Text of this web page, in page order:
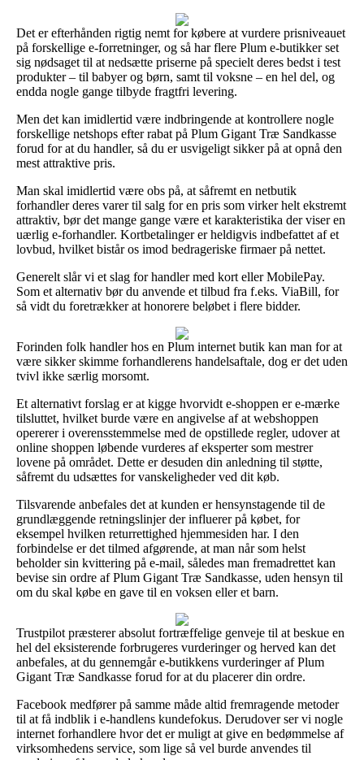
Det er efterhånden rigtig nemt for købere at vurdere prisniveauet
på forskellige e-forretninger, og så har flere Plum e-butikker set
sig nødsaget til at nedsætte priserne på specielt deres bedst i test
produkter – til babyer og børn, samt til voksne – en hel del, og
endda nogle gange tilbyde fragtfri levering.
Men det kan imidlertid være indbringende at kontrollere nogle
forskellige netshops efter rabat på Plum Gigant Træ Sandkasse
forud for at du handler, så du er usvigeligt sikker på at opnå den
mest attraktive pris.
Man skal imidlertid være obs på, at såfremt en netbutik
forhandler deres varer til salg for en pris som virker helt ekstremt
attraktiv, bør det mange gange være et karakteristika der viser en
uærlig e-forhandler. Kortbetalinger er heldigvis indbefattet af et
lovbud, hvilket bistår os imod bedrageriske firmaer på nettet.
Generelt slår vi et slag for handler med kort eller MobilePay.
Som et alternativ bør du anvende et tilbud fra f.eks. ViaBill, for
så vidt du foretrækker at honorere beløbet i flere bidder.
Forinden folk handler hos en Plum internet butik kan man for at
være sikker skimme forhandlerens handelsaftale, dog er det uden
tvivl ikke særlig morsomt.
Et alternativt forslag er at kigge hvorvidt e-shoppen er e-mærke
tilsluttet, hvilket burde være en angivelse af at webshoppen
opererer i overensstemmelse med de opstillede regler, udover at
online shoppen løbende vurderes af eksperter som mestrer
lovene på området. Dette er desuden din anledning til støtte,
såfremt du udsættes for vanskeligheder ved dit køb.
Tilsvarende anbefales det at kunden er hensynstagende til de
grundlæggende retningslinjer der influerer på købet, for
eksempel hvilken returrettighed hjemmesiden har. I den
forbindelse er det tilmed afgørende, at man når som helst
beholder sin kvittering på e-mail, således man fremadrettet kan
bevise sin ordre af Plum Gigant Træ Sandkasse, uden hensyn til
om du skal købe en gave til en voksen eller et barn.
Trustpilot præsterer absolut fortræffelige genveje til at beskue en
hel del eksisterende forbrugeres vurderinger og herved kan det
anbefales, at du gennemgår e-butikkens vurderinger af Plum
Gigant Træ Sandkasse forud for at du placerer din ordre.
Facebook medfører på samme måde altid fremragende metoder
til at få indblik i e-handlens kundefokus. Derudover ser vi nogle
internet forhandlere hvor det er muligt at give en bedømmelse af
virksomhedens service, som lige så vel burde anvendes til